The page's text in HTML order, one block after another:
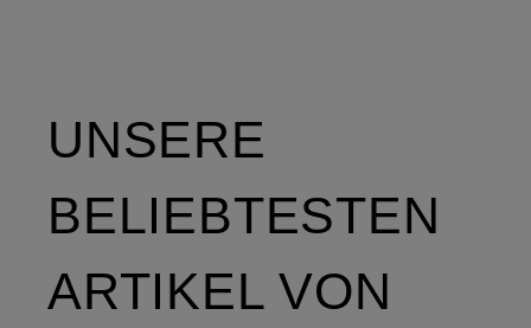
UNSERE
BELIEBTESTEN
ARTIKEL VON